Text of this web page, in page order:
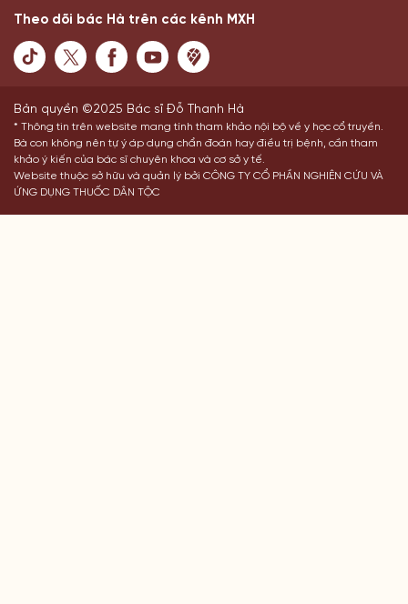
Theo dõi bác Hà trên các kênh MXH
Bản quyền ©2025 Bác sĩ Đỗ Thanh Hà
* Thông tin trên website mang tính tham khảo nội bộ về y học cổ truyền.
Bà con không nên tự ý áp dụng chẩn đoán hay điều trị bệnh, cần tham
khảo ý kiến của bác sĩ chuyên khoa và cơ sở y tế.
Website thuộc sở hữu và quản lý bởi CÔNG TY CỔ PHẦN NGHIÊN CỨU VÀ
ỨNG DỤNG THUỐC DÂN TỘC